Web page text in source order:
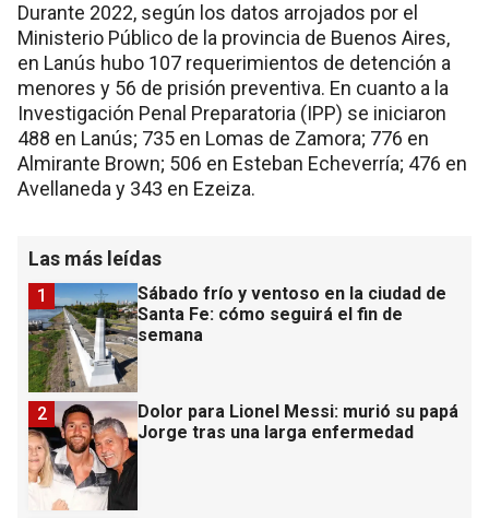
Durante 2022, según los datos arrojados por el
Ministerio Público de la provincia de Buenos Aires,
en Lanús hubo 107 requerimientos de detención a
menores y 56 de prisión preventiva. En cuanto a la
Investigación Penal Preparatoria (IPP) se iniciaron
488 en Lanús; 735 en Lomas de Zamora; 776 en
Almirante Brown; 506 en Esteban Echeverría; 476 en
Avellaneda y 343 en Ezeiza.
Las más leídas
Sábado frío y ventoso en la ciudad de
Santa Fe: cómo seguirá el fin de
semana
1
Dolor para Lionel Messi: murió su papá
Jorge tras una larga enfermedad
2